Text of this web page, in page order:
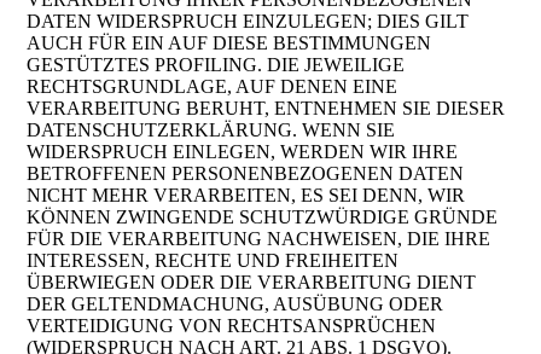
DATEN WIDERSPRUCH EINZULEGEN; DIES GILT
AUCH FÜR EIN AUF DIESE BESTIMMUNGEN
GESTÜTZTES PROFILING. DIE JEWEILIGE
RECHTSGRUNDLAGE, AUF DENEN EINE
VERARBEITUNG BERUHT, ENTNEHMEN SIE DIESER
DATENSCHUTZERKLÄRUNG. WENN SIE
WIDERSPRUCH EINLEGEN, WERDEN WIR IHRE
BETROFFENEN PERSONENBEZOGENEN DATEN
NICHT MEHR VERARBEITEN, ES SEI DENN, WIR
KÖNNEN ZWINGENDE SCHUTZWÜRDIGE GRÜNDE
FÜR DIE VERARBEITUNG NACHWEISEN, DIE IHRE
INTERESSEN, RECHTE UND FREIHEITEN
ÜBERWIEGEN ODER DIE VERARBEITUNG DIENT
DER GELTENDMACHUNG, AUSÜBUNG ODER
VERTEIDIGUNG VON RECHTSANSPRÜCHEN
(WIDERSPRUCH NACH ART. 21 ABS. 1 DSGVO).